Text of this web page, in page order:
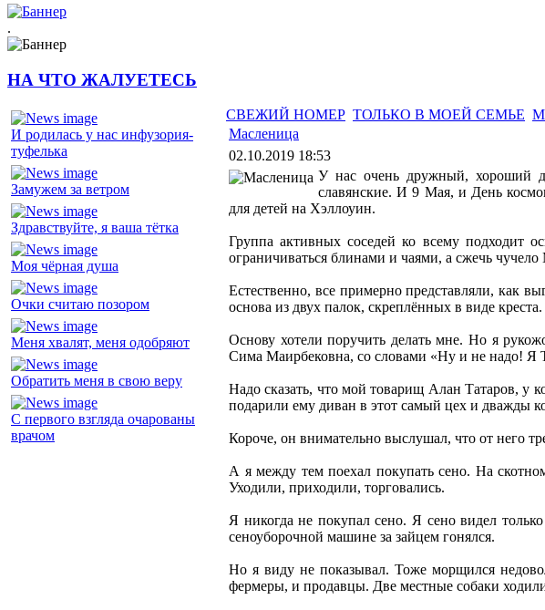
.
НА ЧТО ЖАЛУЕТЕСЬ
И родилась у нас инфузория-
туфелька
Замужем за ветром
Здравствуйте, я ваша тётка
Моя чёрная душа
Очки считаю позором
Меня хвалят, меня одобряют
Обратить меня в свою веру
С первого взгляда очарованы
врачом
СВЕЖИЙ НОМЕР ТОЛЬКО В МОЕЙ СЕМЬЕ
Масленица
02.10.2019 18:53
У нас очень дружный, хороший
славянские. И 9 Мая, и День
для детей на Хэллоуин.
Группа активных соседей ко всему подходит
ограничиваться блинами и чаями, а сжечь
Естественно, все примерно представляли, как
основа из двух палок, скреплённых в виде креста.
Основу хотели поручить делать мне. Но я
Сима Маирбековна, со словами «Ну и не надо! Я
Надо сказать, что мой товарищ Алан Татаров, у
подарили ему диван в этот самый цех и дважды
Короче, он внимательно выслушал, что от него
А я между тем поехал покупать сено. На
Уходили, приходили, торговались.
Я никогда не покупал сено. Я сено видел
сеноуборочной машине за зайцем гонялся.
Но я виду не показывал. Тоже морщился
фермеры, и продавцы. Две местные собаки